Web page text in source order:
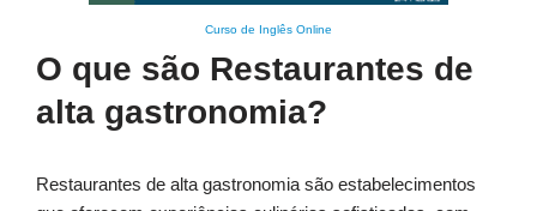
Curso de Inglês Online
O que são Restaurantes de
alta gastronomia?
Restaurantes de alta gastronomia são estabelecimentos